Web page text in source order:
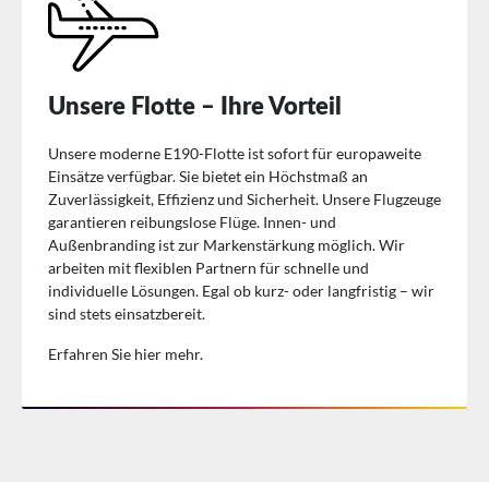
Unsere Flotte – Ihre Vorteil
Unsere moderne E190-Flotte ist sofort für europaweite
Einsätze verfügbar. Sie bietet ein Höchstmaß an
Zuverlässigkeit, Effizienz und Sicherheit. Unsere Flugzeuge
garantieren reibungslose Flüge. Innen- und
Außenbranding ist zur Markenstärkung möglich. Wir
arbeiten mit flexiblen Partnern für schnelle und
individuelle Lösungen. Egal ob kurz- oder langfristig – wir
sind stets einsatzbereit.
Erfahren Sie hier mehr.